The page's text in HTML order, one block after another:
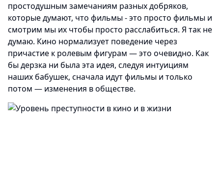
простодушным замечаниям разных добряков,
которые думают, что фильмы - это просто фильмы и
смотрим мы их чтобы просто расслабиться. Я так не
думаю. Кино нормализует поведение через
причастие к ролевым фигурам — это очевидно. Как
бы дерзка ни была эта идея, следуя интуициям
наших бабушек, сначала идут фильмы и только
потом — изменения в обществе.